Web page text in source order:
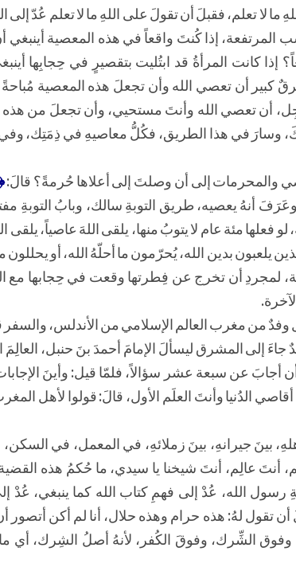
لا تعلم، فقبلَ أن تقولَ على اللهِ ما لا تعلم عُدّ إلى
المرتفعة، إذا كُنتَ واقعاً في هذه المعصية
إذا كانت المرأةُ قد ابتُليت بتقصيرٍ في حِجابِها
كبير أن تعصي الله وأن تجعلَ هذه المعصية
أن تعصي الله وأنتَ مستحيي، وأن تجعلَ من هذه
وسارَ في هذا الطريق، فكُلُّ معاصيهِ في ذِمَتِك،
والمحرمات إلى أن وصلتَ إلى أعلاها حُرمةً؟ قالَ:
أنهُ يعصيه، طريق التوبةِ سالك، وبابُ التوبةِ
مئة عام لا يتوبُ منها، يلقى اللهَ عاصياً، يلقى
يلعبون بدين الله، يُحرّمون ما أحلّهُ الله، أو
لمجردِ أن تخرج عن فِطرتها وقعت في حِجابها مع
وفدٌ من مغرب العالم الإسلامي من الأندلس،
إلى المشرق ليسألَ الإمامَ أحمدَ بنَ حنبل، العالِمَ
أن أجابَ عن سبعة عشر سؤالاً، فلمّا قيل: وأينَ
الدُنيا وأنتَ العلَم الأول، قالَ: قولوا لأهل
بينَ جيرانهِ، بينَ زملائهِ، في المعمل، في
عالِم، أنتَ شيخنا يا سيدي، ما حُكمُ هذه
الله، عُدْ إلى فهمِ كتاب الله كما ينبغي، عُدْ
تقول لهُ: هذه حرام وهذه حلال، أنا لم أكن
الشِّرك، وفوقَ الكُفر، لأنهُ أصلُ الشِرك، أي